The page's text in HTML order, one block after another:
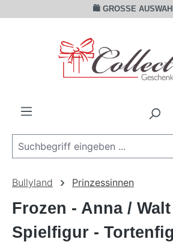
Zum Hauptinhalt springen🛍️ GROSSE AUSWAHL
Bullyland Prinzessinnen
Frozen - Anna /
Spielfigur -